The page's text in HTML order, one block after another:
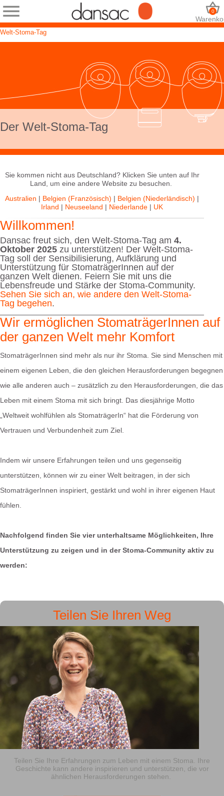
0
Welt-Stoma-Tag
Der Welt-Stoma-Tag
Sie kommen nicht aus Deutschland? Klicken Sie unten auf Ihr
Land, um eine andere Website zu besuchen.
Australien | Belgien (Französisch) | Belgien (Niederländisch) |
Irland | Neuseeland | Niederlande | UK
Willkommen!
Dansac freut sich, den Welt-Stoma-Tag am 4.
Oktober 2025 zu unterstützen! Der Welt-Stoma-
Tag soll der Sensibilisierung, Aufklärung und
Unterstützung für StomaträgerInnen auf der
ganzen Welt dienen. Feiern Sie mit uns die
Lebensfreude und Stärke der Stoma-Community.
Sehen Sie sich an, wie andere den Welt-Stoma-
Tag begehen.
Wir ermöglichen StomaträgerInnen auf
der ganzen Welt mehr Komfort
StomaträgerInnen sind mehr als nur ihr Stoma. Sie sind Menschen mit
einem eigenen Leben, die den gleichen Herausforderungen begegnen
wie alle anderen auch – zusätzlich zu den Herausforderungen, die das
Leben mit einem Stoma mit sich bringt. Das diesjährige Motto
„Weltweit wohlfühlen als StomaträgerIn“ hat die Förderung von
Vertrauen und Verbundenheit zum Ziel.
Indem wir unsere Erfahrungen teilen und uns gegenseitig
unterstützen, können wir zu einer Welt beitragen, in der sich
StomaträgerInnen inspiriert, gestärkt und wohl in ihrer eigenen Haut
fühlen.
Nachfolgend finden Sie vier unterhaltsame Möglichkeiten, Ihre
Unterstützung zu zeigen und in der Stoma-Community aktiv zu
werden:
Teilen Sie Ihren Weg
Teilen Sie Ihre Erfahrungen zum Leben mit einem Stoma. Ihre
Geschichte kann andere inspirieren und unterstützen, die vor
ähnlichen Herausforderungen stehen.